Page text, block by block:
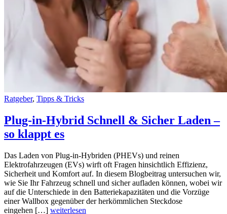
Ratgeber, Tipps & Tricks
Plug-in-Hybrid Schnell & Sicher Laden –
so klappt es
Das Laden von Plug-in-Hybriden (PHEVs) und reinen
Elektrofahrzeugen (EVs) wirft oft Fragen hinsichtlich Effizienz,
Sicherheit und Komfort auf. In diesem Blogbeitrag untersuchen wir,
wie Sie Ihr Fahrzeug schnell und sicher aufladen können, wobei wir
auf die Unterschiede in den Batteriekapazitäten und die Vorzüge
einer Wallbox gegenüber der herkömmlichen Steckdose
eingehen […] weiterlesen